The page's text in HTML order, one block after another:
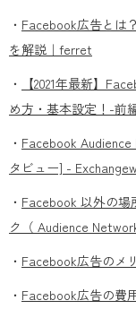
・ Facebook広告とは
を解説｜ferret
・
【2021年最新】
め方・基本設定！-前
・ Facebook
タビュー] -
・ Facebook 以外の場
ク（ Audience
・ Facebook広告のメ
・ Facebook広告の費